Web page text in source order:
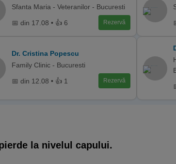
Sfanta Maria - Veteranilor - Bucuresti
📅 din 17.08 • 👍 6 Rezervă
Dr. Cristina Popescu
Family Clinic - Bucuresti
📅 din 12.08 • 👍 1 Rezervă
la nivelul capului.